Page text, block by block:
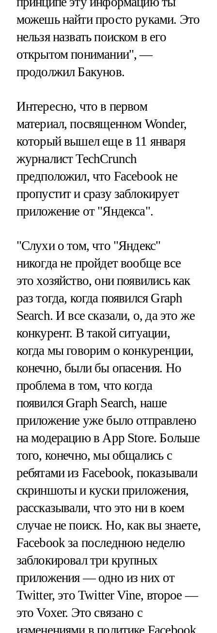
можешь найти просто руками. Это
нельзя назвать поиском в его
открытом понимании", —
продолжил Бакунов.
Интересно, что в первом
материал, посвященном Wonder,
который вышел еще в 11 января
журналист TechCrunch
предположил, что Facebook не
пропустит и сразу заблокирует
приложение от "Яндекса".
"Слухи о том, что "Яндекс"
никогда не пройдет вообще все
это хозяйство, они появились как
раз тогда, когда появился Graph
Search. И все сказали, о, да это же
конкурент. В такой ситуации,
когда мы говорим о конкуренции,
конечно, были бы опасения. Но
проблема в том, что когда
появился Graph Search, наше
приложение уже было отправлено
на модерацию в App Store. Больше
того, конечно, мы общались с
ребятами из Facebook, показывали
скриншоты и куски приложения,
рассказывали, что это ни в коем
случае не поиск. Но, как вы знаете,
Facebook за последнюю неделю
заблокировал три крупных
приложения — одно из них от
Twitter, это Twitter Vine, второе —
это Voxer. Это связано с
изменениями в политике Facebook,